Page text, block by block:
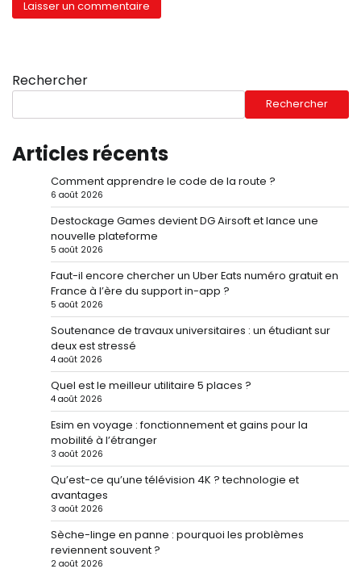
Rechercher
Rechercher
Articles récents
Comment apprendre le code de la route ?
6 août 2026
Destockage Games devient DG Airsoft et lance une
nouvelle plateforme
5 août 2026
Faut-il encore chercher un Uber Eats numéro gratuit en
France à l’ère du support in-app ?
5 août 2026
Soutenance de travaux universitaires : un étudiant sur
deux est stressé
4 août 2026
Quel est le meilleur utilitaire 5 places ?
4 août 2026
Esim en voyage : fonctionnement et gains pour la
mobilité à l’étranger
3 août 2026
Qu’est-ce qu’une télévision 4K ? technologie et
avantages
3 août 2026
Sèche-linge en panne : pourquoi les problèmes
reviennent souvent ?
2 août 2026